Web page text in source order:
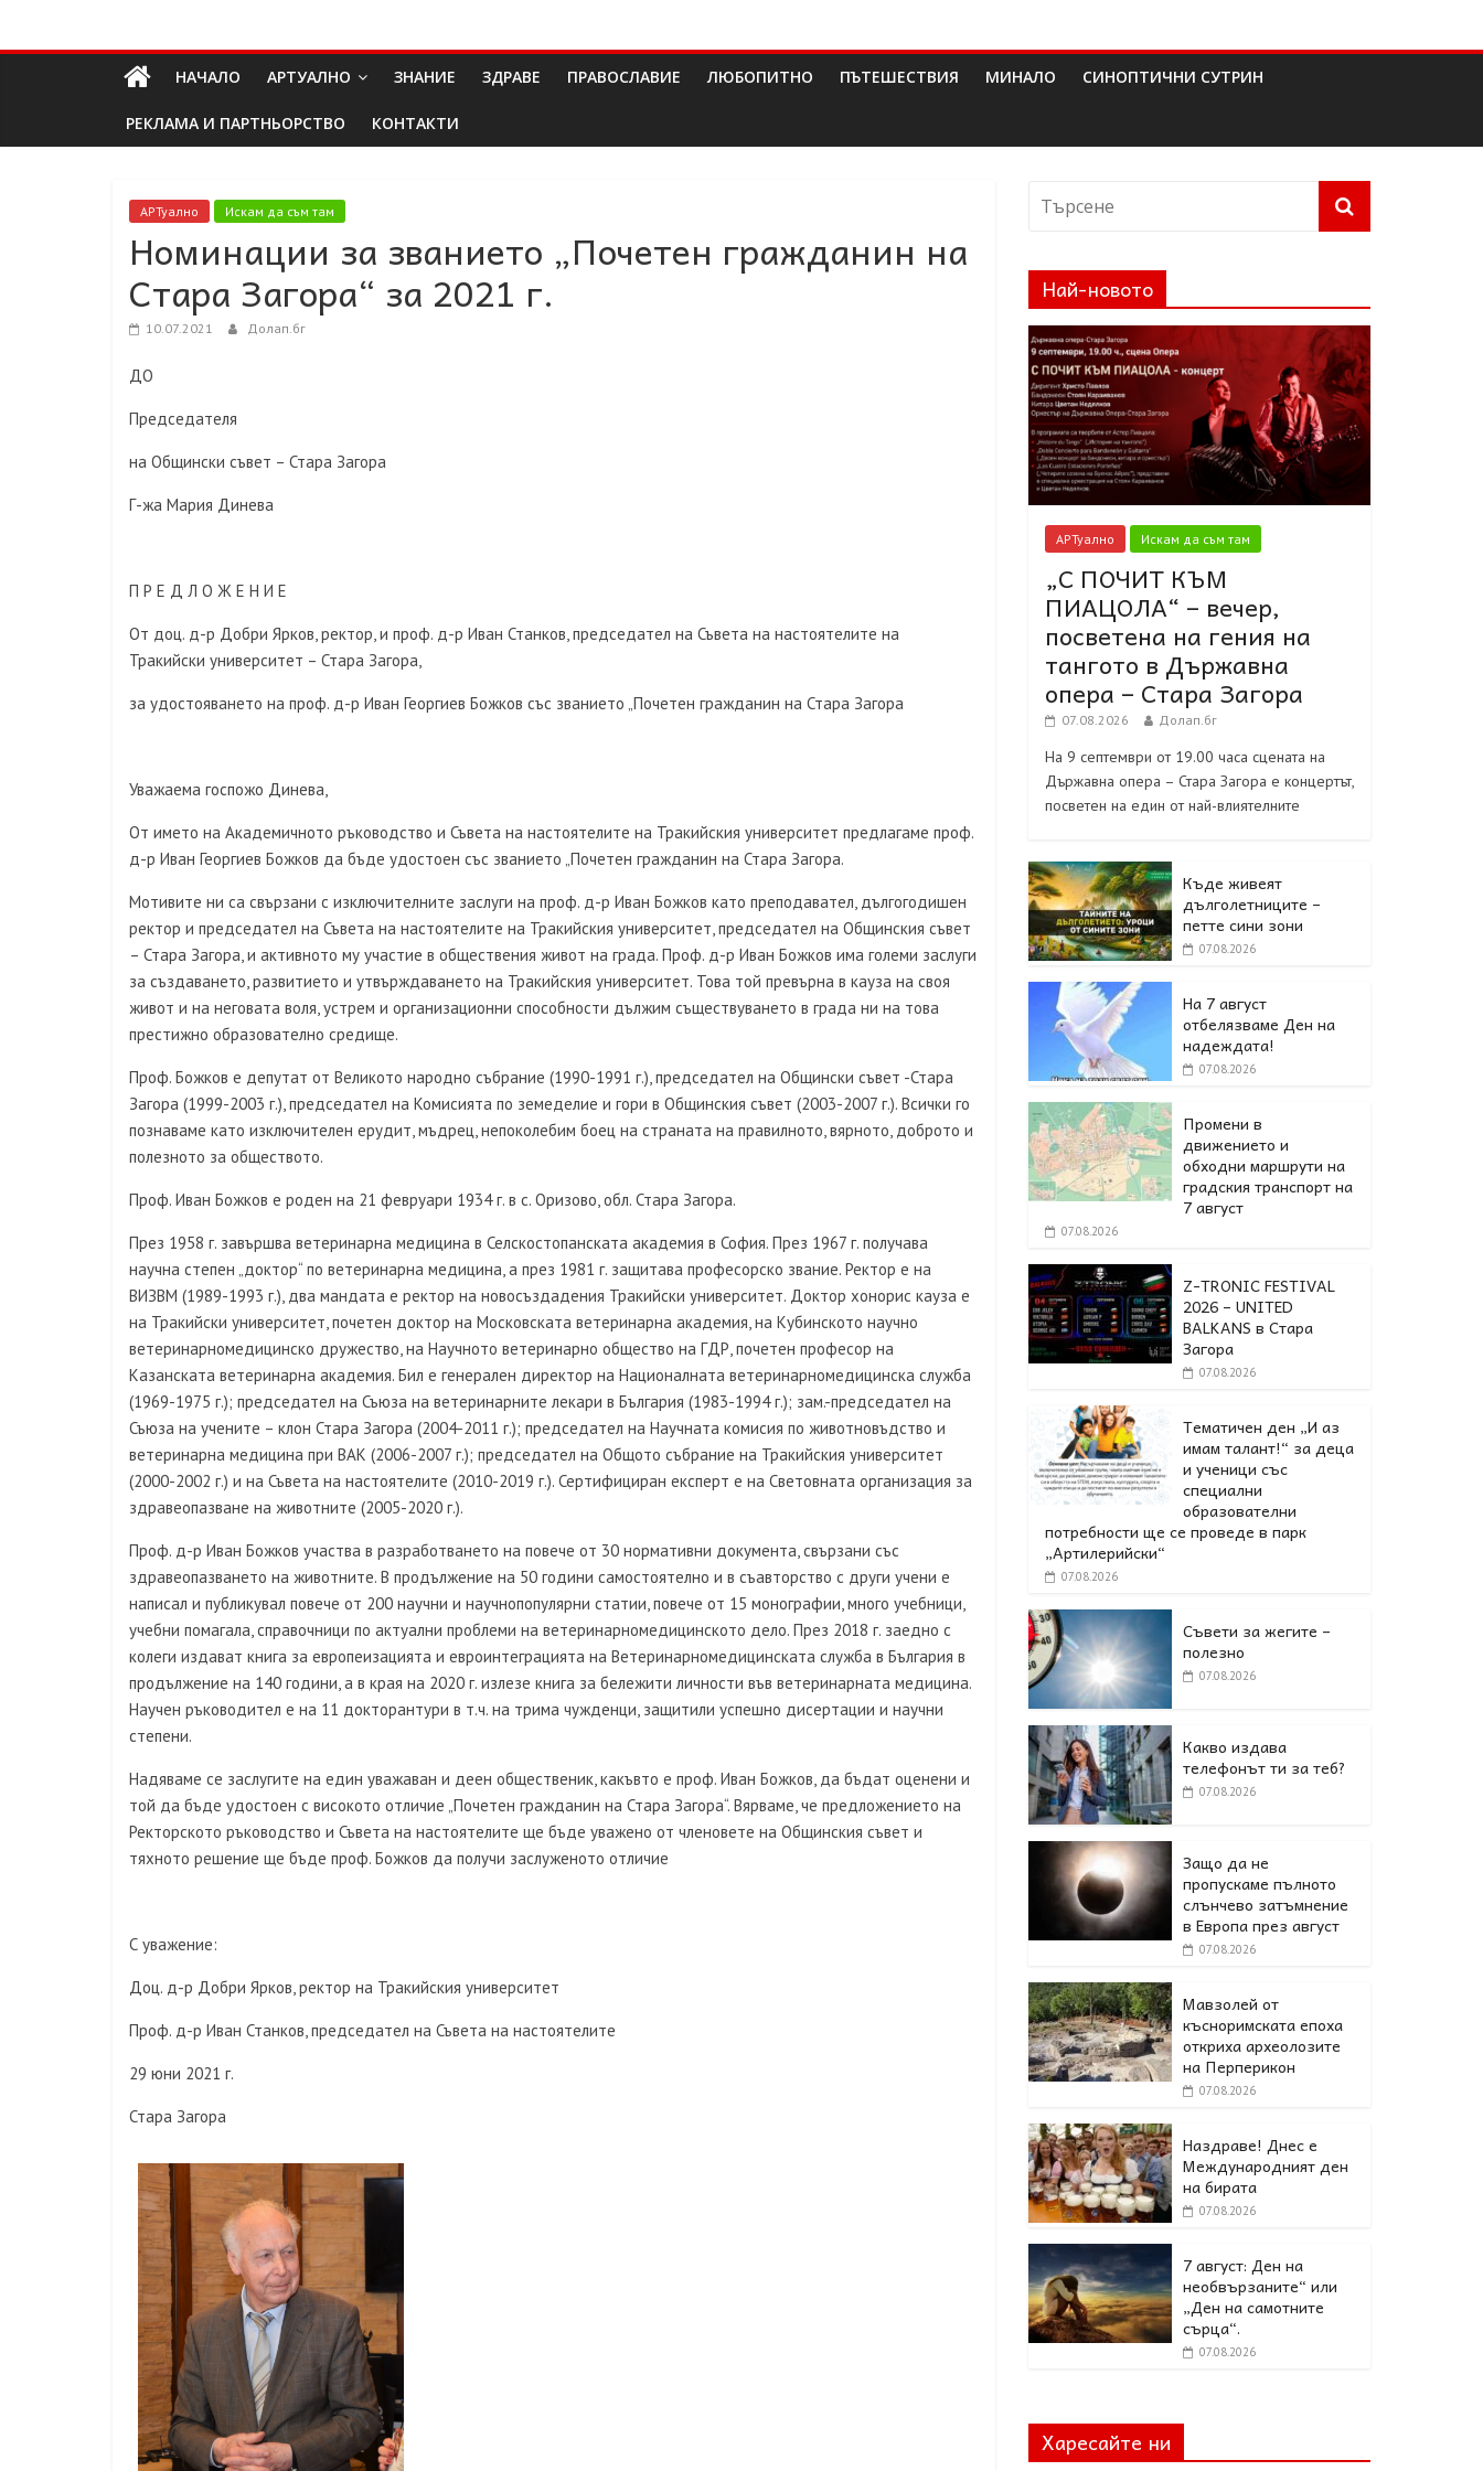
Долап
БГ
пътешествия|
мода|
събития|
кухня|
реклама|
минало|
НАЧАЛО АРТУАЛНО ЗНАНИЕ ЗДРАВЕ ПРАВОСЛАВИЕ ЛЮБОПИТНО ПЪТЕШЕСТВИЯ МИНАЛО СИНОПТИЧНИ СУТРИН
РЕКЛАМА И ПАРТНЬОРСТВО КОНТАКТИ
АРТуално Искам да съм там
Номинации за званието „Почетен гражданин на
Стара Загора“ за 2021 г.
10.07.2021 Долап.бг
ДО
Председателя
на Общински съвет – Стара Загора
Г-жа Мария Динева
П Р Е Д Л О Ж Е Н И Е
От доц. д-р Добри Ярков, ректор, и проф. д-р Иван Станков, председател на Съвета на настоятелите на
Тракийски университет – Стара Загора,
за удостояването на проф. д-р Иван Георгиев Божков със званието „Почетен гражданин на Стара Загора
Уважаема госпожо Динева,
От името на Академичното ръководство и Съвета на настоятелите на Тракийския университет предлагаме проф.
д-р Иван Георгиев Божков да бъде удостоен със званието „Почетен гражданин на Стара Загора.
Мотивите ни са свързани с изключителните заслуги на проф. д-р Иван Божков като преподавател, дългогодишен
ректор и председател на Съвета на настоятелите на Тракийския университет, председател на Общинския съвет
– Стара Загора, и активното му участие в обществения живот на града. Проф. д-р Иван Божков има големи заслуги
за създаването, развитието и утвърждаването на Тракийския университет. Това той превърна в кауза на своя
живот и на неговата воля, устрем и организационни способности дължим съществуването в града ни на това
престижно образователно средище.
Проф. Божков е депутат от Великото народно събрание (1990-1991 г.), председател на Общински съвет -Стара
Загора (1999-2003 г.), председател на Комисията по земеделие и гори в Общинския съвет (2003-2007 г.). Всички го
познаваме като изключителен ерудит, мъдрец, непоколебим боец на страната на правилното, вярното, доброто и
полезното за обществото.
Проф. Иван Божков е роден на 21 февруари 1934 г. в с. Оризово, обл. Стара Загора.
През 1958 г. завършва ветеринарна медицина в Селскостопанската академия в София. През 1967 г. получава
научна степен „доктор“ по ветеринарна медицина, а през 1981 г. защитава професорско звание. Ректор е на
ВИЗВМ (1989-1993 г.), два мандата е ректор на новосъздадения Тракийски университет. Доктор хонорис кауза е
на Тракийски университет, почетен доктор на Московската ветеринарна академия, на Кубинското научно
ветеринарномедицинско дружество, на Научното ветеринарно общество на ГДР, почетен професор на
Казанската ветеринарна академия. Бил е генерален директор на Националната ветеринарномедицинска служба
(1969-1975 г.); председател на Съюза на ветеринарните лекари в България (1983-1994 г.); зам.-председател на
Съюза на учените – клон Стара Загора (2004-2011 г.); председател на Научната комисия по животновъдство и
ветеринарна медицина при ВАК (2006-2007 г.); председател на Общото събрание на Тракийския университет
(2000-2002 г.) и на Съвета на настоятелите (2010-2019 г.). Сертифициран експерт е на Световната организация за
здравеопазване на животните (2005-2020 г.).
Проф. д-р Иван Божков участва в разработването на повече от 30 нормативни документа, свързани със
здравеопазването на животните. В продължение на 50 години самостоятелно и в съавторство с други учени е
написал и публикувал повече от 200 научни и научнопопулярни статии, повече от 15 монографии, много учебници,
учебни помагала, справочници по актуални проблеми на ветеринарномедицинското дело. През 2018 г. заедно с
колеги издават книга за европеизацията и евроинтеграцията на Ветеринарномедицинската служба в България в
продължение на 140 години, а в края на 2020 г. излезе книга за бележити личности във ветеринарната медицина.
Научен ръководител е на 11 докторантури в т.ч. на трима чужденци, защитили успешно дисертации и научни
степени.
Надяваме се заслугите на един уважаван и деен общественик, какъвто е проф. Иван Божков, да бъдат оценени и
той да бъде удостоен с високото отличие „Почетен гражданин на Стара Загора“. Вярваме, че предложението на
Ректорското ръководство и Съвета на настоятелите ще бъде уважено от членовете на Общинския съвет и
тяхното решение ще бъде проф. Божков да получи заслуженото отличие
С уважение:
Доц. д-р Добри Ярков, ректор на Тракийския университет
Проф. д-р Иван Станков, председател на Съвета на настоятелите
29 юни 2021 г.
Стара Загора
Най-новото
АРТуално Искам да съм там
„С ПОЧИТ КЪМ
ПИАЦОЛА“ – вечер,
посветена на гения на
тангото в Държавна
опера – Стара Загора
07.08.2026 Долап.бг
На 9 септември от 19.00 часа сцената на
Държавна опера – Стара Загора е концертът,
посветен на един от най-влиятелните
Къде живеят
дълголетниците –
петте сини зони
07.08.2026
На 7 август
отбелязваме Ден на
надеждата!
07.08.2026
Промени в
движението и
обходни маршрути на
градския транспорт на
7 август
07.08.2026
Z-TRONIC FESTIVAL
2026 – UNITED
BALKANS в Стара
Загора
07.08.2026
Тематичен ден „И аз
имам талант!“ за деца
и ученици със
специални
образователни
потребности ще се проведе в парк
„Артилерийски“
07.08.2026
Съвети за жегите –
полезно
07.08.2026
Какво издава
телефонът ти за теб?
07.08.2026
Защо да не
пропускаме пълното
слънчево затъмнение
в Европа през август
07.08.2026
Мавзолей от
късноримската епоха
откриха археолозите
на Перперикон
07.08.2026
Наздраве! Днес е
Международният ден
на бирата
07.08.2026
7 август: Ден на
необвързаните“ или
„Ден на самотните
сърца“.
07.08.2026
Харесайте ни